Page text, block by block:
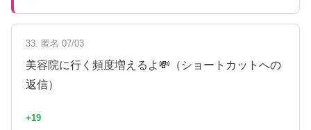
33. 匿名 07/03
美容院に行く頻度増えるよ💸（ショートカットへの
返信）
+19